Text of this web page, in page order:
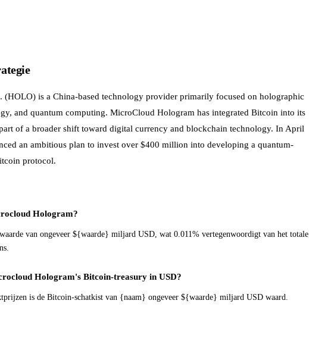
is a China-based technology provider primarily focused on holographic
and quantum computing. MicroCloud Hologram has integrated Bitcoin into its
of a broader shift toward digital currency and blockchain technology. In April
an ambitious plan to invest over $400 million into developing a quantum-
protocol.
Hologram?
van ongeveer ${waarde} miljard USD, wat 0.011% vertegenwoordigt van het totale
Hologram's Bitcoin-treasury in USD?
is de Bitcoin-schatkist van {naam} ongeveer ${waarde} miljard USD waard.